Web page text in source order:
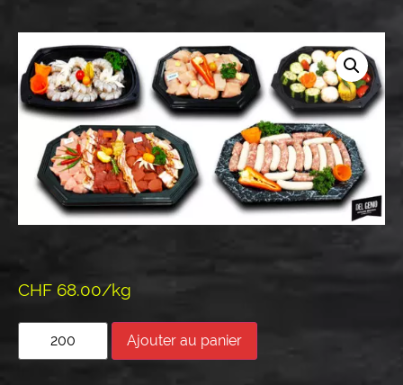
CHF 68.00/kg
Ajouter au panier